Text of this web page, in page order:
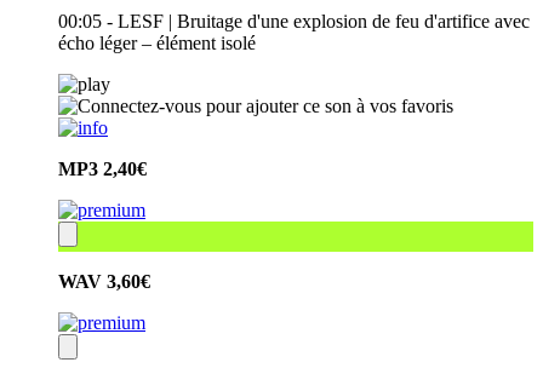
00:05 - LESF | Bruitage d'une explosion de feu d'artifice avec
écho léger – élément isolé
MP3 2,40€
WAV 3,60€